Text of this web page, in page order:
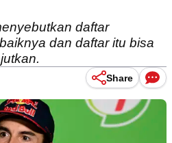
daftar
dan daftar itu bisa
Share